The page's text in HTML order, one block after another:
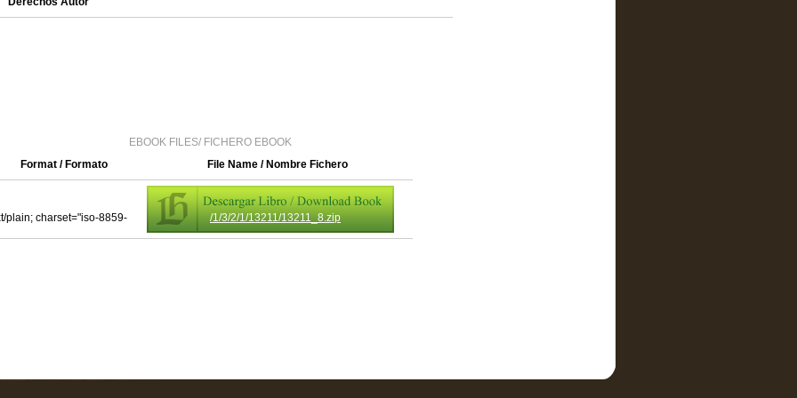
EBOOK FILES/ FICHERO EBOOK
Format / Formato
File Name / Nombre Fichero
plain; charset="iso-8859-
/1/3/2/1/13211/13211_8.zip